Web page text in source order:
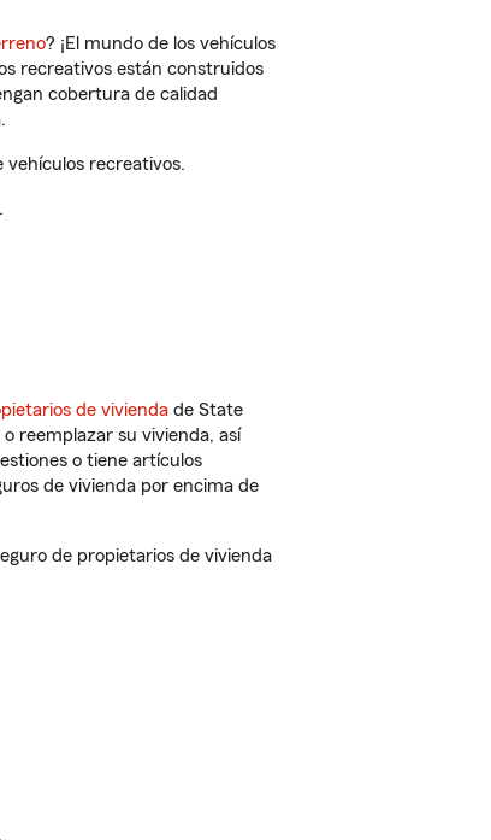
? ¡El mundo de los vehículos
recreativos están construidos
cobertura de calidad
vehículos recreativos.
de vivienda de State
reemplazar su vivienda, así
o tiene artículos
de vivienda por encima de
de propietarios de vivienda